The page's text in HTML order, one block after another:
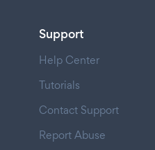
Support
Help Center
Tutorials
Contact Support
Report Abuse